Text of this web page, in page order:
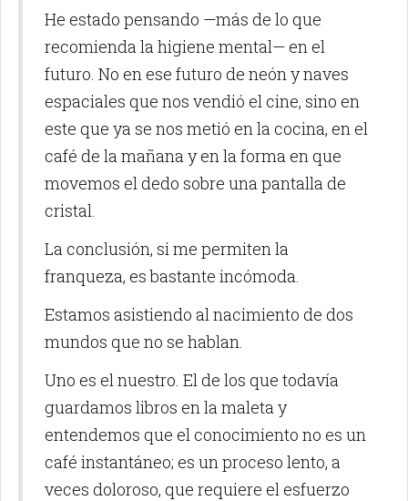
He estado pensando —más de lo que
recomienda la higiene mental— en el
futuro. No en ese futuro de neón y naves
espaciales que nos vendió el cine, sino en
este que ya se nos metió en la cocina, en el
café de la mañana y en la forma en que
movemos el dedo sobre una pantalla de
cristal.
La conclusión, si me permiten la
franqueza, es bastante incómoda.
Estamos asistiendo al nacimiento de dos
mundos que no se hablan.
Uno es el nuestro. El de los que todavía
guardamos libros en la maleta y
entendemos que el conocimiento no es un
café instantáneo; es un proceso lento, a
veces doloroso, que requiere el esfuerzo